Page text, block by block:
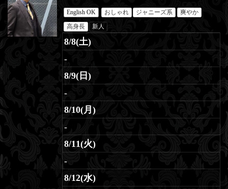
English OK おしゃれ ジャニーズ系
爽やか
高身長
新人
8/8(土)
-
8/9(日)
-
8/10(月)
-
8/11(火)
-
8/12(水)